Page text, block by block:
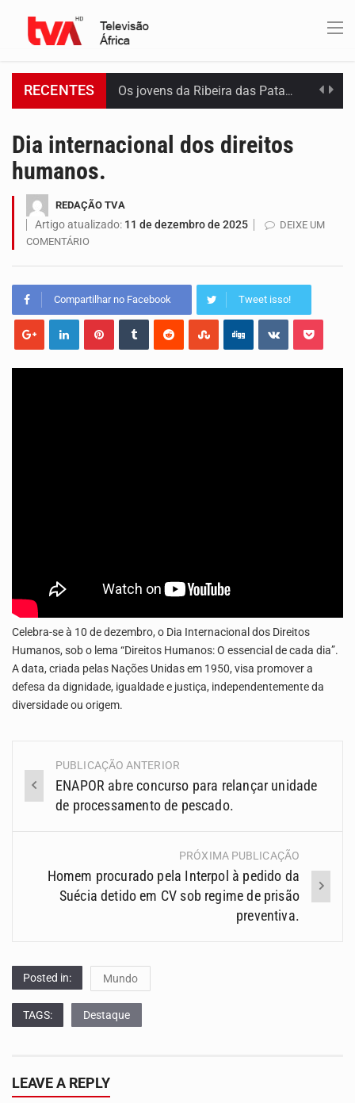
RECENTES Os jovens da Ribeira das Patas, em Santo Antão, pediram esta quinta feira maior celeridade…
Arrancou esta segunda-feira a formação do primeiro Programa de Treinamento em Epidemiologia de Campo de…
A Universidade de Cabo Verde passa a dispor de uma sala de apoio à amamentação.…
Dia internacional dos direitos
humanos.
REDAÇÃO TVA
Artigo atualizado: 11 de dezembro de 2025
DEIXE UM
COMENTÁRIO
Compartilhar no Facebook Tweet isso!
Celebra-se à 10 de dezembro, o Dia Internacional dos Direitos
Humanos, sob o lema “Direitos Humanos: O essencial de cada dia”.
A data, criada pelas Nações Unidas em 1950, visa promover a
defesa da dignidade, igualdade e justiça, independentemente da
diversidade ou origem.
Navegação
(Posts)
PUBLICAÇÃO ANTERIOR
ENAPOR abre concurso para relançar unidade
de processamento de pescado.
PRÓXIMA PUBLICAÇÃO
Homem procurado pela Interpol à pedido da
Suécia detido em CV sob regime de prisão
preventiva.
Posted in: Mundo
TAGS: Destaque
LEAVE A REPLY